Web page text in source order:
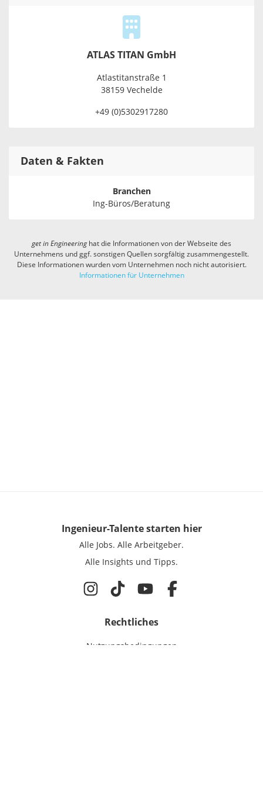
ATLAS TITAN GmbH
Atlastitanstraße 1
38159 Vechelde
+49 (0)5302917280
Daten & Fakten
Branchen
Ing-Büros/Beratung
get in Engineeringhat die Informationen von der Webseite des
Unternehmens und ggf. sonstigen Quellen sorgfältig zusammengestellt.
Diese Informationen wurden vom Unternehmen noch nicht autorisiert.
Informationen für Unternehmen
Ingenieur-Talentestarten hier
Alle Jobs. Alle Arbeitgeber.
Alle Insights und Tipps.
Rechtliches
Nutzungsbedingungen